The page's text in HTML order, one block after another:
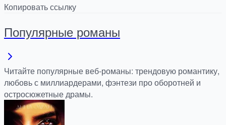
Копировать ссылку
Популярные романы
Читайте популярные веб-романы: трендовую романтику,
любовь с миллиардерами, фэнтези про оборотней и
остросюжетные драмы.